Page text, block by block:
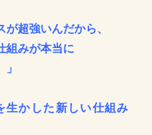
が超強いんだから、
組みが本当に
生かした新しい仕組み